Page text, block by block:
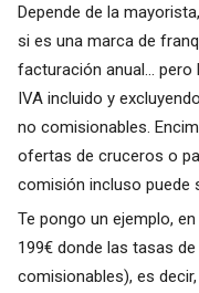
Depende de la
si es una marca de
facturación anual... pero
IVA incluido y
no comisionables.
ofertas de cruceros o
comisión incluso puede
Te pongo un ejemplo,
199€ donde las tasas
comisionables), es